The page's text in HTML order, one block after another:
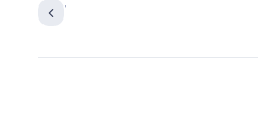
آخرین